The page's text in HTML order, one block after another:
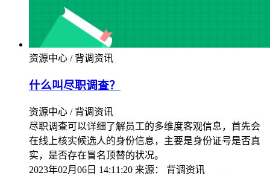
资源中心 / 背调资讯
什么叫尽职调查？
资源中心 / 背调资讯
尽职调查可以详细了解员工的多维度客观信息，首先会
在线上核实候选人的身份信息，主要是身份证号是否真
实，是否存在冒名顶替的状况。
2023年02月06日 14:11:20 来源： 背调资讯